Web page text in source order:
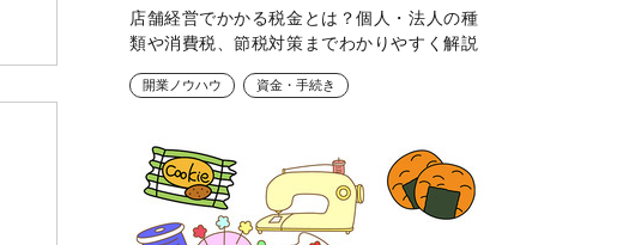
店舗経営でかかる税金とは？個人・法人の種
類や消費税、節税対策までわかりやすく解説
開業ノウハウ 資金・手続き